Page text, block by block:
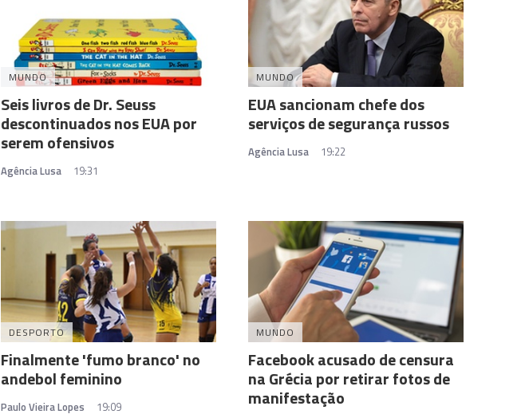
MUNDO
Seis livros de Dr. Seuss
descontinuados nos EUA por
serem ofensivos
Agência Lusa 19:31
MUNDO
EUA sancionam chefe dos
serviços de segurança russos
Agência Lusa 19:22
DESPORTO
Finalmente 'fumo branco' no
andebol feminino
Paulo Vieira Lopes 19:09
MUNDO
Facebook acusado de censura
na Grécia por retirar fotos de
manifestação